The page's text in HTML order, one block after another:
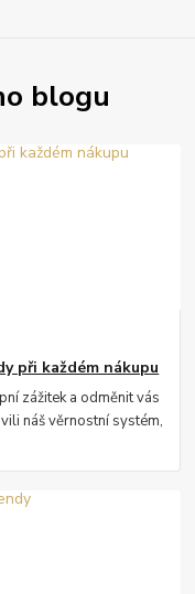
blogu
při každém nákupu
zážitek a odměnit vás
náš věrnostní systém,